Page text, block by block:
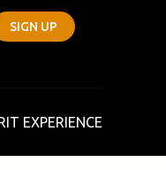
SIGN UP
EXPERIENCE